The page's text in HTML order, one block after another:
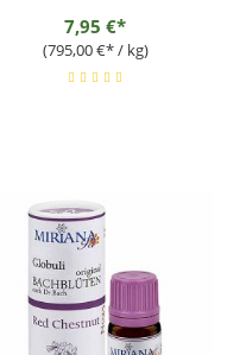
7,95 €*
(795,00 €* / kg)